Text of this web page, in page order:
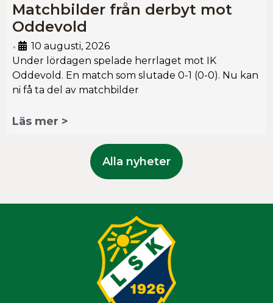
Matchbilder från derbyt mot
Oddevold
•
10 augusti, 2026
Under lördagen spelade herrlaget mot IK
Oddevold. En match som slutade 0-1 (0-0). Nu kan
ni få ta del av matchbilder
Läs mer >
Alla nyheter